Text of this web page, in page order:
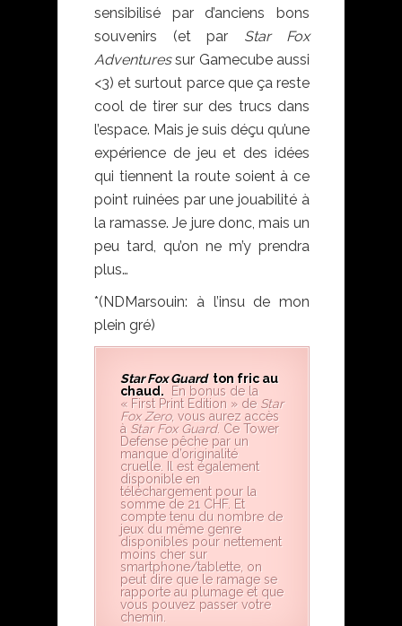
sensibilisé par d’anciens bons
souvenirs (et par Star Fox
Adventuressur Gamecube aussi
<3) et surtout parce que ça reste
cool de tirer sur des trucs dans
l’espace. Mais je suis déçu qu’une
expérience de jeu et des idées
qui tiennent la route soient à ce
point ruinées par une jouabilité à
la ramasse. Je jure donc, mais un
peu tard, qu’on ne m’y prendra
plus…
*(NDMarsouin: à l’insu de mon
plein gré)
Star Fox Guardton fric au
chaud. En bonus de la
« First Print Edition » de Star
Fox Zero, vous aurez accès
à Star Fox Guard. Ce Tower
Defense pêche par un
manque d’originalité
cruelle. Il est également
disponible en
téléchargement pour la
somme de 21 CHF. Et
compte tenu du nombre de
jeux du même genre
disponibles pour nettement
moins cher sur
smartphone/tablette, on
peut dire que le ramage se
rapporte au plumage et que
vous pouvez passer votre
chemin.